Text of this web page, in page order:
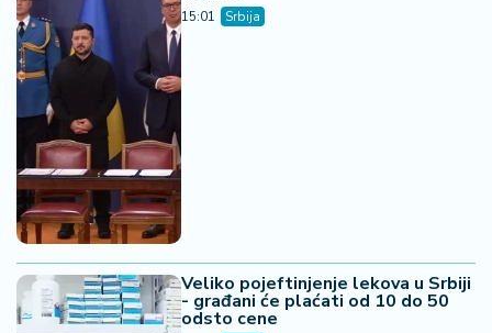
15:01 Srbija
Veliko pojeftinjenje lekova u Srbiji
- građani će plaćati od 10 do 50
odsto cene